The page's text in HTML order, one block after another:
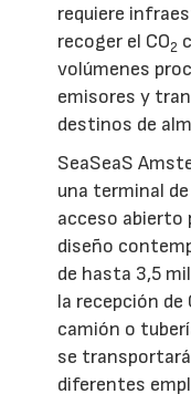
requiere
recoger el CO2
volúmenes
emisores y
destinos de
SeaSeaS
una terminal
acceso abierto
diseño
de hasta 3,5
la recepción de
camión o
se
diferentes